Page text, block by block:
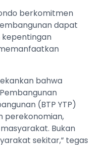
berkomitmen
dapat
bahwa
(BTP YTP)
perekonomian,
Bukan
sekitar,” tegas